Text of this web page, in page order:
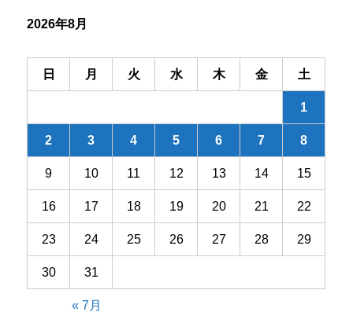
ン
2026年8月
日 月 火 水 木 金 土
1
2 3 4 5 6 7 8
9 10 11 12 13 14 15
16 17 18 19 20 21 22
23 24 25 26 27 28 29
30 31
« 7月